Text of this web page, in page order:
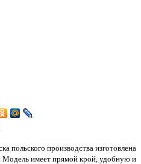
польского производства изготовлена
Модель имеет прямой крой, удобную и